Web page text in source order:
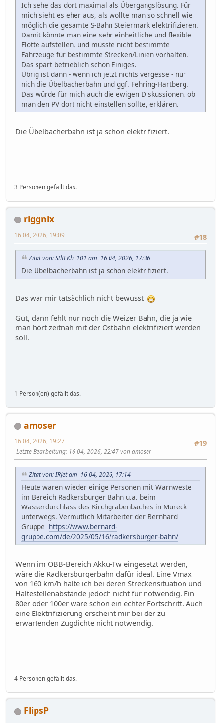
Ich sehe das dort maximal als Übergangslösung. Für
mich sieht es eher aus, als wollte man so schnell wie
möglich die gesamte S-Bahn Steiermark elektrifizieren.
Damit könnte man eine sehr einheitliche und flexible
Flotte aufstellen, und müsste nicht bestimmte
Fahrzeuge für bestimmte Strecken/Linien vorhalten.
Das spart betrieblich schon Einiges.
Übrig ist dann - wenn ich jetzt nichts vergesse - nur
nich die Übelbacherbahn und ggf. Fehring-Hartberg.
Das würde für mich auch die ewigen Diskussionen, ob
man den PV dort nicht einstellen sollte, erklären.
Die Übelbacherbahn ist ja schon elektrifiziert.
3 Personen gefällt das.
riggnix
#18
16 04, 2026, 19:09
Zitat von: StlB Kh. 101 am 16 04, 2026, 17:36
Die Übelbacherbahn ist ja schon elektrifiziert.
Das war mir tatsächlich nicht bewusst
Gut, dann fehlt nur noch die Weizer Bahn, die ja wie
man hört zeitnah mit der Ostbahn elektrifiziert werden
soll.
1 Person(en) gefällt das.
amoser
#19
16 04, 2026, 19:27
Letzte Bearbeitung: 16 04, 2026, 22:47 von amoser
Zitat von: IRJet am 16 04, 2026, 17:14
Heute waren wieder einige Personen mit Warnweste
im Bereich Radkersburger Bahn u.a. beim
Wasserdurchlass des Kirchgrabenbaches in Mureck
unterwegs. Vermutlich Mitarbeiter der Bernhard
Gruppe https://www.bernard-
gruppe.com/de/2025/05/16/radkersburger-bahn/
Wenn im ÖBB-Bereich Akku-Tw eingesetzt werden,
wäre die Radkersburgerbahn dafür ideal. Eine Vmax
von 160 km/h halte ich bei deren Streckensituation und
Haltestellenabstände jedoch nicht für notwendig. Ein
80er oder 100er wäre schon ein echter Fortschritt. Auch
eine Elektrifizierung erscheint mir bei der zu
erwartenden Zugdichte nicht notwendig.
4 Personen gefällt das.
FlipsP